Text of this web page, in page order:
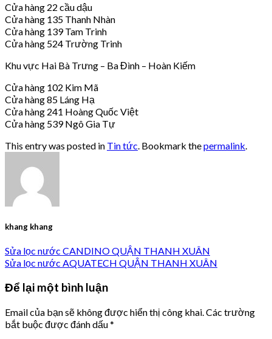
Cửa hàng 22 cầu dậu
Cửa hàng 135 Thanh Nhàn
Cửa hàng 139 Tam Trinh
Cửa hàng 524 Trường Trinh
Khu vực Hai Bà Trưng – Ba Đình – Hoàn Kiếm
Cửa hàng 102 Kim Mã
Cửa hàng 85 Láng Hạ
Cửa hàng 241 Hoàng Quốc Việt
Cửa hàng 539 Ngô Gia Tự
This entry was posted in Tin tức . Bookmark thepermalink
khang khang
Sửa lọc nước CANDINO QUẬN THANH XUÂN
Sửa lọc nước AQUATECH QUẬN THANH XUÂN
Để lại một bình luận
Email của bạn sẽ không được hiển thị công khai. Các trường
bắt buộc được đánh dấu*